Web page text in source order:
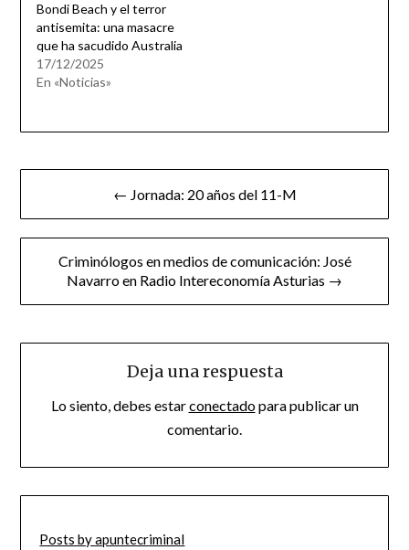
Bondi Beach y el terror
antisemita: una masacre
que ha sacudido Australia
17/12/2025
En «Noticias»
Navegación
de
← Jornada: 20 años del 11-M
Criminólogos en medios de comunicación: José
Navarro en Radio Intereconomía Asturias →
Deja una respuesta
Lo siento, debes estarconectadopara publicar un
comentario.
Posts by apuntecriminal